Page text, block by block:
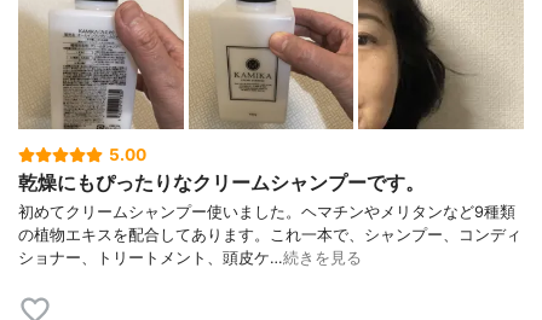
5.00
乾燥にもぴったりなクリームシャンプーです。
初めてクリームシャンプー使いました。ヘマチンやメリタンなど9種類
の植物エキスを配合してあります。これ一本で、シャンプー、コンディ
ショナー、トリートメント、頭皮ケ…続きを見る